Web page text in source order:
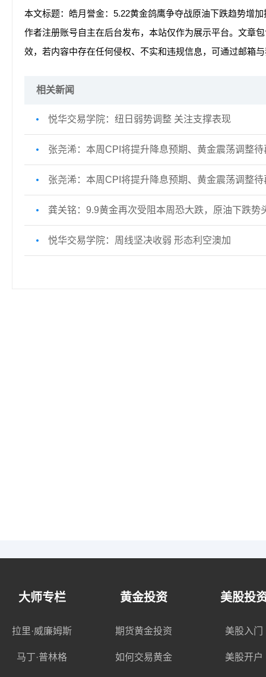
本文标题：皓月誉金：5.22黄金鸽鹰争夺战原油下跌趋势增
作者注册账号自主在后台发布，本站仅作为展示平台。文章
效，若内容中存在任何侵权、不实和违规信息，可通过邮箱
相关新闻
悦华交易学院：纽日弱势调整 关注支撑表现
张尧浠：本周CPI将提升降息预期、黄金震荡调整待
张尧浠：本周CPI将提升降息预期、黄金震荡调整待
龚关铭：9.9黄金再次受阻本周恐大跌，原油下跌势
悦华交易学院：周线坚决收弱 形态利空澳加
大师专栏
拉里·威廉姆斯
马丁·普林格
黄金投资
期货黄金投资
如何交易黄金
美股投
美股入门
美股开户